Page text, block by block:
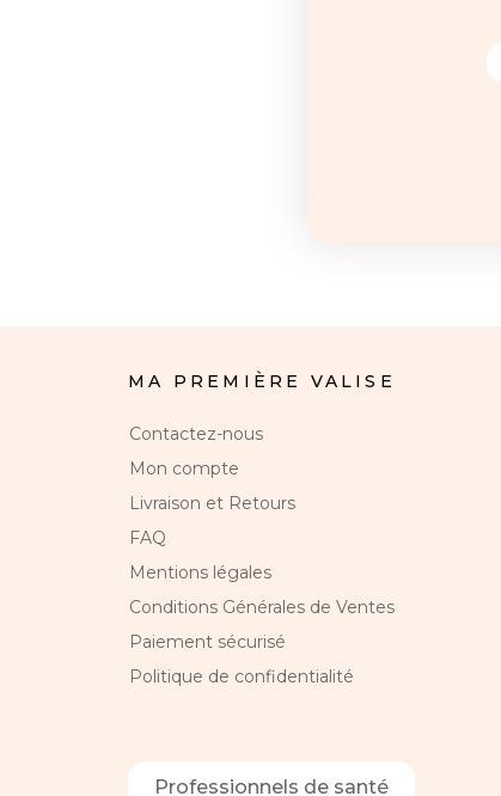
MA PREMIÈRE VALISE
Contactez-nous
Mon compte
Livraison et Retours
FAQ
Mentions légales
Conditions Générales de Ventes
Paiement sécurisé
Politique de confidentialité
Professionnels de santé